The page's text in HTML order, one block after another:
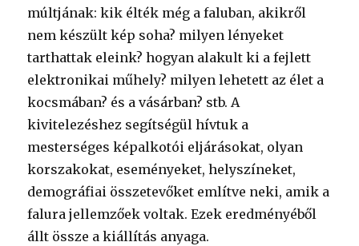
múltjának: kik élték még a faluban, akikről
nem készült kép soha? milyen lényeket
tarthattak eleink? hogyan alakult ki a fejlett
elektronikai műhely? milyen lehetett az élet a
kocsmában? és a vásárban? stb. A
kivitelezéshez segítségül hívtuk a
mesterséges képalkotói eljárásokat, olyan
korszakokat, eseményeket, helyszíneket,
demográfiai összetevőket említve neki, amik a
falura jellemzőek voltak. Ezek eredményéből
állt össze a kiállítás anyaga.